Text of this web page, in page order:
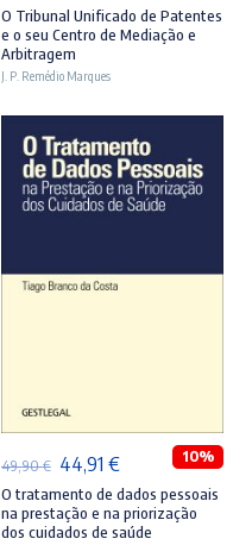
preço
original
era:
21,90 €.
preço
atual
é:
19,71 €.
O Tribunal Unificado de Patentes
e o seu Centro de Mediação e
Arbitragem
J. P. Remédio Marques
49,90€ O
preço
original
44,91 €O
preço
atual
10%
O tratamento de dados pessoais
na prestação e na priorização
dos cuidados de saúde